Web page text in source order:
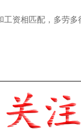
工资相匹配，多劳多